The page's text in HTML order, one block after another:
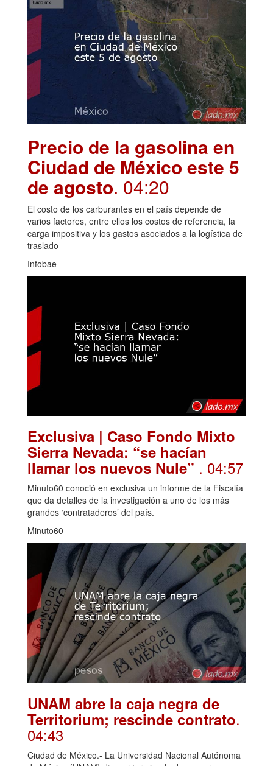
Precio de la gasolina en
Ciudad de México este 5
de agosto. 04:20
El costo de los carburantes en el país depende de
varios factores, entre ellos los costos de referencia, la
carga impositiva y los gastos asociados a la logística de
traslado
Infobae
Exclusiva | Caso Fondo Mixto
Sierra Nevada: “se hacían
llamar los nuevos Nule” . 04:57
Minuto60 conoció en exclusiva un informe de la Fiscalía
que da detalles de la investigación a uno de los más
grandes ‘contrataderos’ del país.
Minuto60
UNAM abre la caja negra de
Territorium; rescinde contrato.
04:43
Ciudad de México.- La Universidad Nacional Autónoma